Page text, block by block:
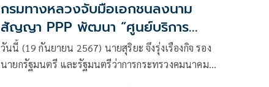
กรมทางหลวงจับมือเอกชนลงนาม
สัญญา PPP พัฒนา “ศูนย์บริการ
ทางหลวงศรีราชา” ยกระดับสู่แลนด์
มาร์คระดับโลก ต้นแบบที่พักริมทางครบ
วันนี้ (19 กันยายน 2567) นายสุริยะ จึงรุ่งเรืองกิจ รอง
นายกรัฐมนตรี และรัฐมนตรีว่าการกระทรวงคมนาคม